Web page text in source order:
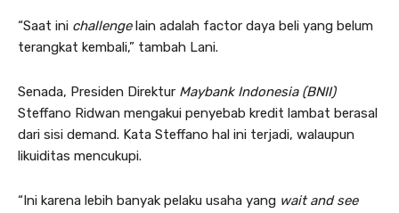
“Saat ini challengelain adalah factor daya beli yang belum
terangkat kembali,” tambah Lani.
Senada, Presiden Direktur Maybank Indonesia (BNII)
Steffano Ridwan mengakui penyebab kredit lambat berasal
dari sisi demand. Kata Steffano hal ini terjadi, walaupun
likuiditas mencukupi.
“Ini karena lebih banyak pelaku usaha yang wait and see